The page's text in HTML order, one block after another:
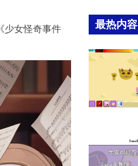
少女怪奇事件
最热内容